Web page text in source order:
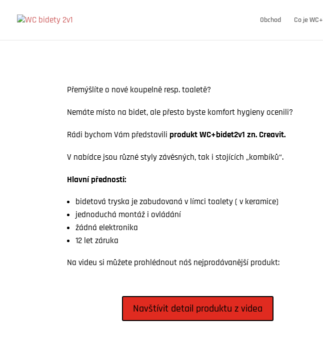
Obchod Co je
Přemýšlíte o nové koupelně resp. toaletě?
Nemáte místo na bidet, ale přesto byste komfort hygieny ocenili?
Rádi bychom Vám představili produkt WC+bidet2v1 zn. Creavit.
V nabídce jsou různé styly závěsných, tak i stojících „kombíků“.
Hlavní přednosti:
bidetová tryska je zabudovaná v límci toalety ( v keramice)
jednoduchá montáž i ovládání
žádná elektronika
12 let záruka
Na videu si můžete prohlédnout náš nejprodávanější produkt:
Navštívit detail produktu z videa